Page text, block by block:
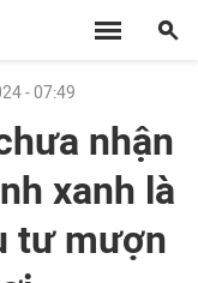
- 07:49
nhận
xanh là
tư mượn